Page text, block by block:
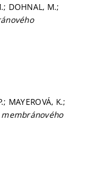
DOHNAL, M.;
MAYEROVÁ, K.;